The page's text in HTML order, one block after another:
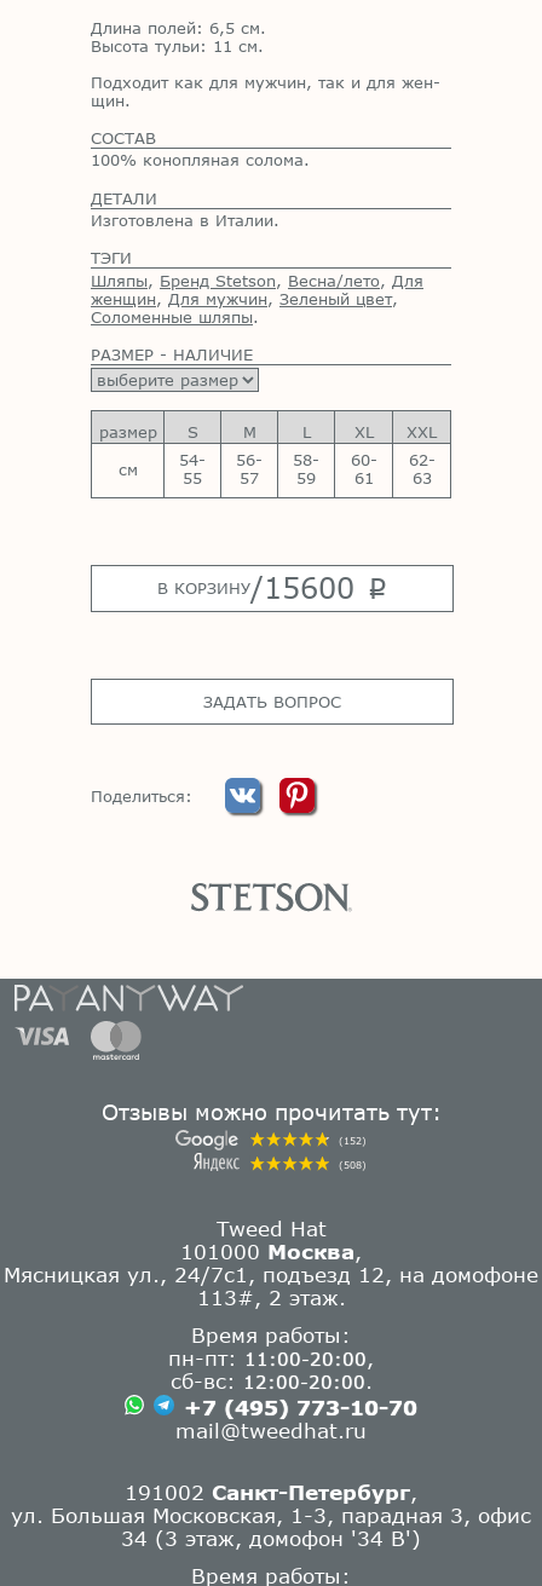
Дли­на по­лей: 6,5 см.
Вы­со­та ту­льи: 11 см.
Под­хо­дит как для муж­чин, так и для жен­
щин.
СОСТАВ
100% конопляная солома.
ДЕТАЛИ
Изготовлена в Италии.
ТЭГИ
Шляпы, Бренд Stetson, Весна/лето, Для
женщин, Для мужчин, Зеленый цвет,
Соломенные шляпы.
РАЗМЕР - НАЛИЧИЕ
размер S M L XL
XXL
см
54-
55
56-
57
58-
59
60-
61
62-
63
В КОРЗИНУ/15600 p
ЗАДАТЬ ВОПРОС
Поделиться:
Отзывы можно прочитать тут:
(152)
(508)
Tweed Hat
101000 Москва
Мясницкая ул., 24/7с1, подъезд 12, на домофоне
113#, 2 этаж.
Время работы:
пн-пт:
11:00-20:00
сб-вс:
12:00-20:00
+7 (495) 773-10-70
mail@tweedhat.ru
191002 Санкт-Петербург
ул. Большая Московская, 1-3, парадная 3, офис
34 (3 этаж, домофон '34 В')
Время работы: